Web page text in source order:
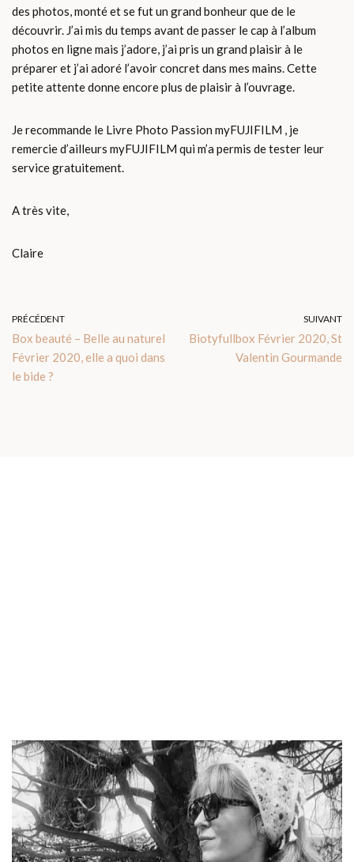
des photos, monté et se fut un grand bonheur que de le
découvrir. J’ai mis du temps avant de passer le cap à l’album
photos en ligne mais j’adore, j’ai pris un grand plaisir à le
préparer et j’ai adoré l’avoir concret dans mes mains. Cette
petite attente donne encore plus de plaisir à l’ouvrage.
Je recommande le Livre Photo Passion myFUJIFILM , je
remercie d’ailleurs myFUJIFILM qui m’a permis de tester leur
service gratuitement.
A très vite,
Claire
PRÉCÉDENT
Box beauté – Belle au naturel
Février 2020, elle a quoi dans
le bide ?
SUIVANT
Biotyfullbox Février 2020, St
Valentin Gourmande